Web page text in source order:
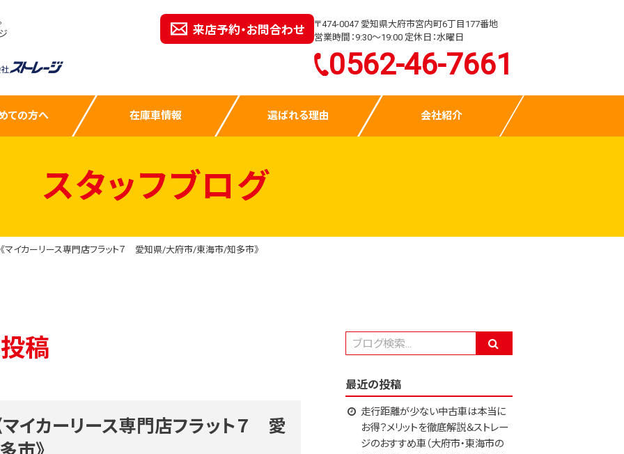
来店予約・お問合わせ
〒474-0047 愛知県大府市宮内町6丁目177番地
営業時間：9:30～19:00 定休日：水曜日
0562-46-7661
ての方へ 在庫車情報 選ばれる理由 会社紹介
スタッフブログ
マイカーリース専門店フラット７ 愛知県/大府市/東海市/知多市》
稿
マイカーリース専門店フラット７ 愛
最近の投稿
走行距離が少ない中古車は本当に
お得？メリットを徹底解説＆ストレー
ジのおすすめ車（大府市・東海市の